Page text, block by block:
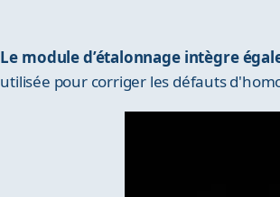
Le module d’étalonnage intègre
utilisée pour corriger les défauts